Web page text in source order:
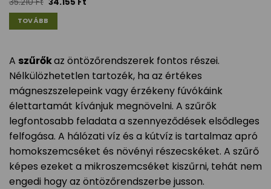
TOVÁBB
A szűrőkaz öntözőrendszerek fontos részei.
Nélkülözhetetlen tartozék, ha az értékes
mágneszszelepeink vagy érzékeny fúvókáink
élettartamát kívánjuk megnövelni. A szűrők
legfontosabb feladata a szennyeződések elsődleges
felfogása. A hálózati víz és a kútvíz is tartalmaz apró
homokszemcséket és növényi részecskéket. A szűrő
képes ezeket a mikroszemcséket kiszűrni, tehát nem
engedi hogy az öntözőrendszerbe jusson.